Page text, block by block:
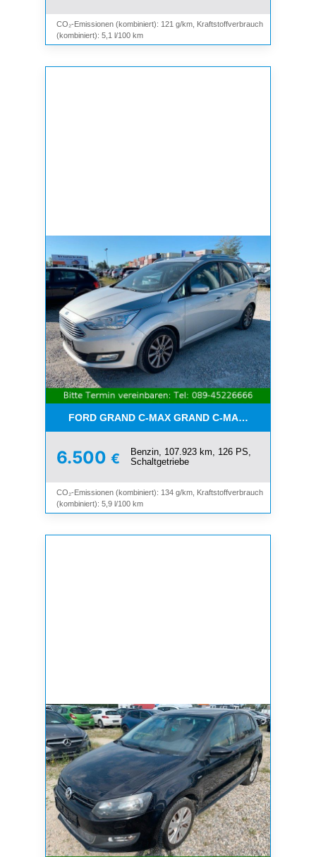
CO₂-Emissionen (kombiniert): 121 g/km, Kraftstoffverbrauch
(kombiniert): 5,1 l/100 km
FORD GRAND C-MAX GRAND C-MAX TITANIUM*7-
6.500 €
Benzin, 107.923 km, 126 PS,
Schaltgetriebe
CO₂-Emissionen (kombiniert): 134 g/km, Kraftstoffverbrauch
(kombiniert): 5,9 l/100 km